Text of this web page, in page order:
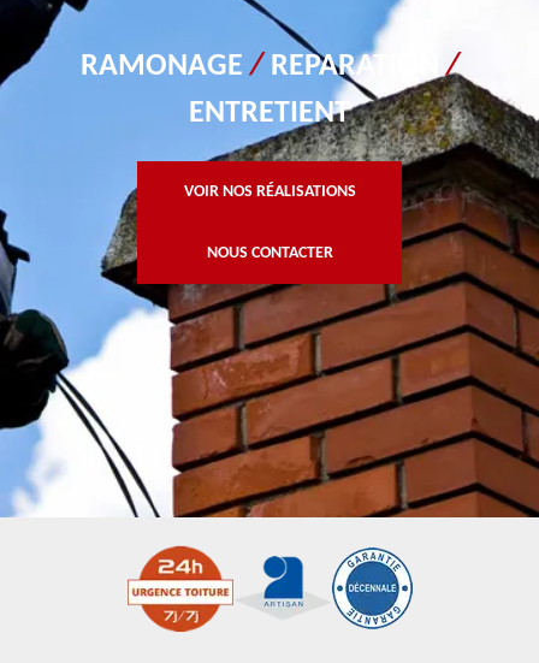
RAMONAGE/ REPARATION/
ENTRETIENT
VOIR NOS RÉALISATIONS
NOUS CONTACTER